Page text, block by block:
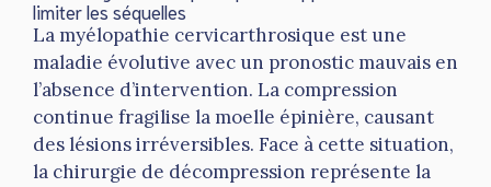
limiter les séquelles
La myélopathie cervicarthrosique est une
maladie évolutive avec un pronostic mauvais en
l’absence d’intervention. La compression
continue fragilise la moelle épinière, causant
des lésions irréversibles. Face à cette situation,
la chirurgie de décompression représente la